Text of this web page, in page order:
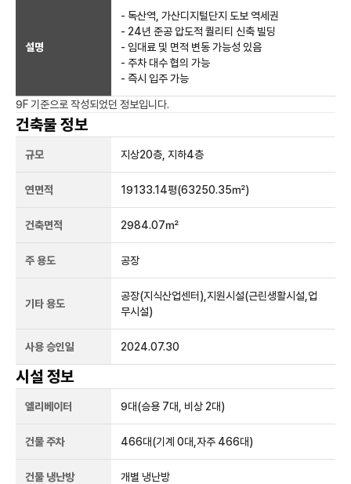
설명
- 독산역, 가산디지털단지 도보 역세권
- 24년 준공 압도적 퀄리티 신축 빌딩
- 임대료 및 면적 변동 가능성 있음
- 주차 대수 협의 가능
- 즉시 입주 가능
9F 기준으로 작성되었던 정보입니다.
건축물 정보
규모 지상20층, 지하4층
연면적 19133.14평(63250.35㎡)
건축면적 2984.07㎡
주 용도 공장
기타 용도
공장(지식산업센터),지원시설(근린생활시설,업
무시설)
사용 승인일 2024.07.30
시설 정보
엘리베이터 9대(승용 7대, 비상 2대)
건물 주차 466대(기계 0대,자주 466대)
건물 냉난방 개별 냉난방